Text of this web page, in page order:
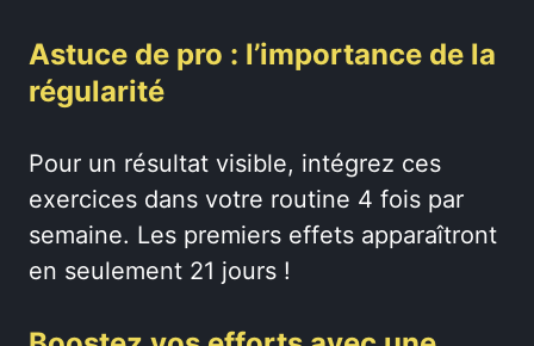
Astuce de pro : l’importance de la
régularité
Pour un résultat visible, intégrez ces
exercices dans votre routine 4 fois par
semaine. Les premiers effets apparaîtront
en seulement 21 jours !